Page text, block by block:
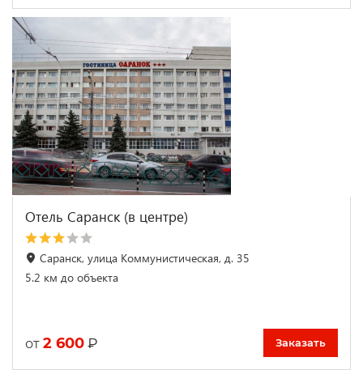
Отель Саранск (в центре)
Саранск, улица Коммунистическая, д. 35
5.2 км до объекта
от 2 600 ₽ Заказать